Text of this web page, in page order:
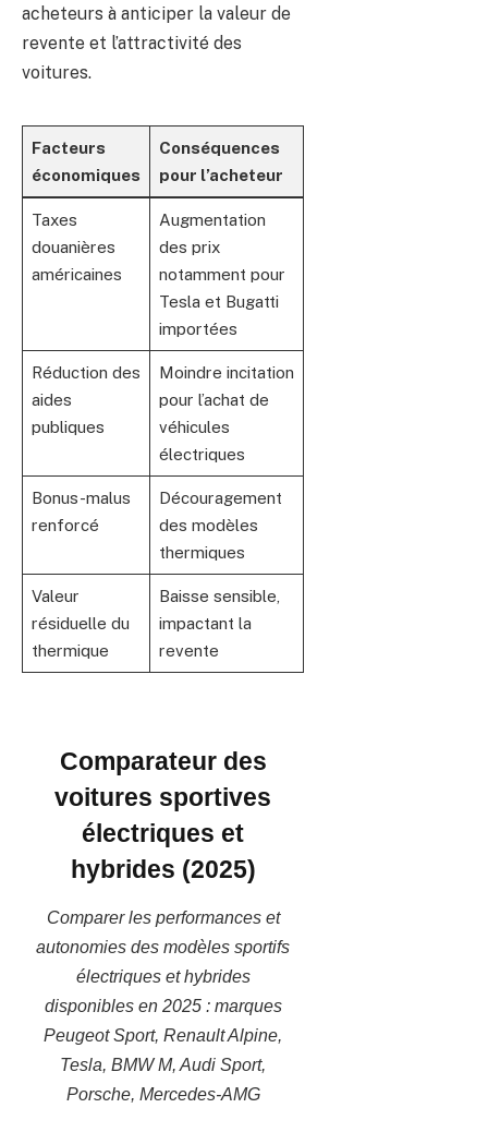
acheteurs à anticiper la valeur de
revente et l’attractivité des
voitures.
Facteurs
économiques
Conséquences
pour l’acheteur
Taxes
douanières
américaines
Augmentation
des prix
notamment pour
Tesla et Bugatti
importées
Réduction des
aides
publiques
Moindre incitation
pour l’achat de
véhicules
électriques
Bonus-malus
renforcé
Découragement
des modèles
thermiques
Valeur
résiduelle du
thermique
Baisse sensible,
impactant la
revente
Comparateur des
voitures sportives
électriques et
hybrides (2025)
Comparer les performances et
autonomies des modèles sportifs
électriques et hybrides
disponibles en 2025 : marques
Peugeot Sport, Renault Alpine,
Tesla, BMW M, Audi Sport,
Porsche, Mercedes-AMG